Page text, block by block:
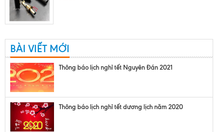
BÀI VIẾT MỚI
Thông báo lịch nghỉ tết Nguyên Đán 2021
Thông báo lịch nghỉ tết dương lịch năm 2020